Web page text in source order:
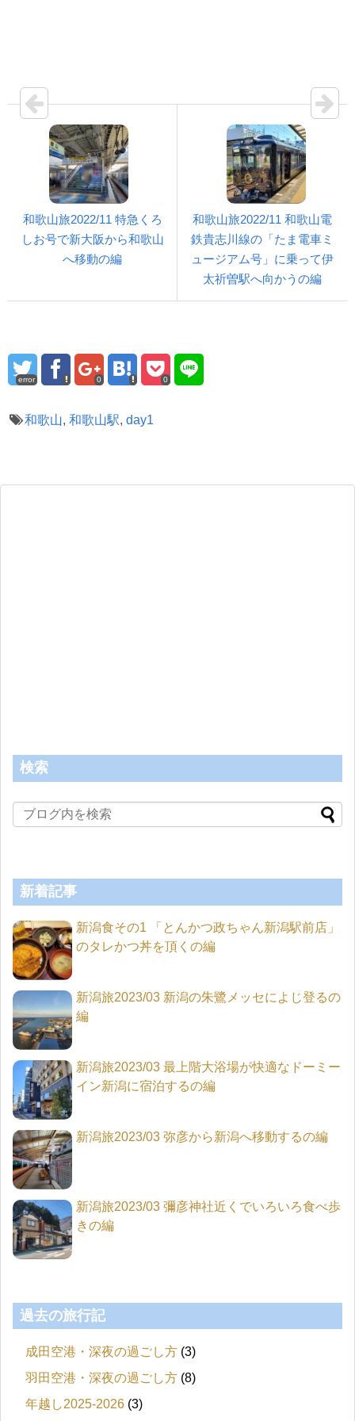
和歌山旅2022/11 特急くろ
しお号で新大阪から和歌山
へ移動の編
和歌山旅2022/11 和歌山電
鉄貴志川線の「たま電車ミ
ュージアム号」に乗って伊
太祈曽駅へ向かうの編
error 0 0
和歌山, 和歌山駅, day1
検索
新着記事
新潟食その1 「とんかつ政ちゃん新潟駅前店」
のタレかつ丼を頂くの編
新潟旅2023/03 新潟の朱鷺メッセによじ登るの
編
新潟旅2023/03 最上階大浴場が快適なドーミー
イン新潟に宿泊するの編
新潟旅2023/03 弥彦から新潟へ移動するの編
新潟旅2023/03 彌彦神社近くでいろいろ食べ歩
きの編
過去の旅行記
成田空港・深夜の過ごし方 (3)
羽田空港・深夜の過ごし方 (8)
年越し2025-2026 (3)